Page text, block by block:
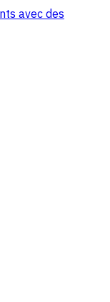
avec des